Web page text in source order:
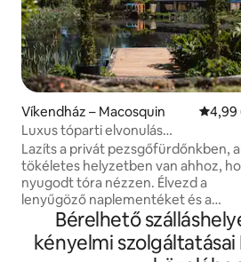
Víkendház – Macosquin
4,99
Luxus tóparti elvonulás
pezsgőfürdővel/biliárdasztallal
Lazíts a privát pezsgőfürdőnkben,
tökéletes helyzetben van ahhoz,
nyugodt tóra nézzen. Élvezd a
lenyűgöző naplementéket és a
csillagnézést éjszaka, miközben a
nyugtató vízben áztatod magad. -
*Gyönyörű érett kertek:Sétálj végig
Bérelhető
kényelmi szolgáltatásai